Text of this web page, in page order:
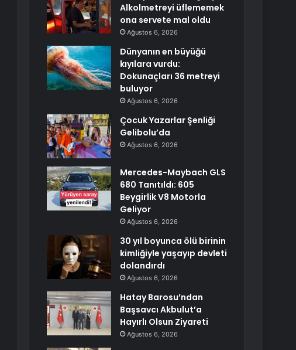
Alkolmetreyi üflememek
ona servete mal oldu
Ağustos 6, 2026
Dünyanın en büyüğü
kıyılara vurdu:
Dokunaçları 36 metreyi
buluyor
Ağustos 6, 2026
Çocuk Yazarlar Şenliği
Gelibolu’da
Ağustos 6, 2026
Mercedes-Maybach GLS
680 Tanıtıldı: 605
Beygirlik V8 Motorla
Geliyor
Ağustos 6, 2026
30 yıl boyunca ölü birinin
kimliğiyle yaşayıp devleti
dolandırdı
Ağustos 6, 2026
Hatay Barosu’ndan
Başsavcı Akbulut’a
Hayırlı Olsun Ziyareti
Ağustos 6, 2026